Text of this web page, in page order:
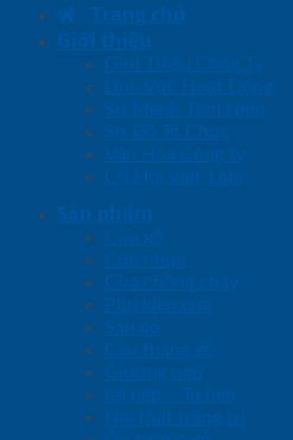
Trang chủ
Giới thiệu
Giới Thiệu Công Ty
Lĩnh Vực Hoạt Động
Sứ Mệnh Tầm Nhìn
Sơ Đồ Tổ Chức
Văn Hóa Công ty
Cơ Hội Việc Làm
Sản phẩm
Cửa gỗ
Cửa nhựa
Cửa chống cháy
Phụ kiện cửa
Sàn gỗ
Cầu thang gỗ
Giường ngủ
Kệ bếp – Tủ bếp
Nội thất trang trí